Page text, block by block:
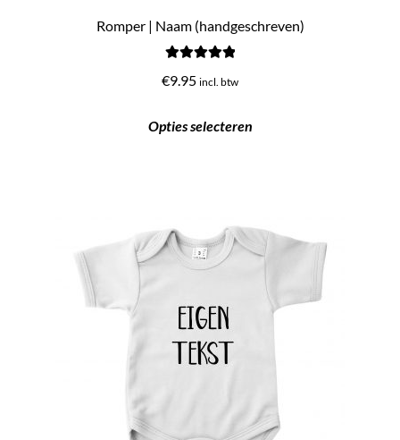
Romper | Naam (handgeschreven)
€9.95 incl. btw
Opties selecteren